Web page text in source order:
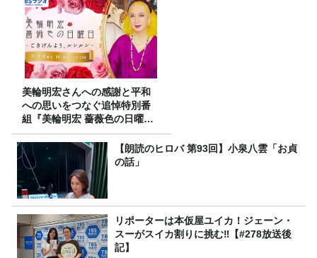
美輪明宏さんへの感謝と平和
への思いをつなぐ追悼特別番
組『美輪明宏 薔薇色の日曜日
～ごきげんよう、ルンルン
～』8/9（日）16時放送【朗読のヒロバ 第93回】小泉八雲「お貞
の話」
リポーターは本仮屋ユイカ！ジェーン・
スーがスイカ割りに挑む‼【#278放送後
記】